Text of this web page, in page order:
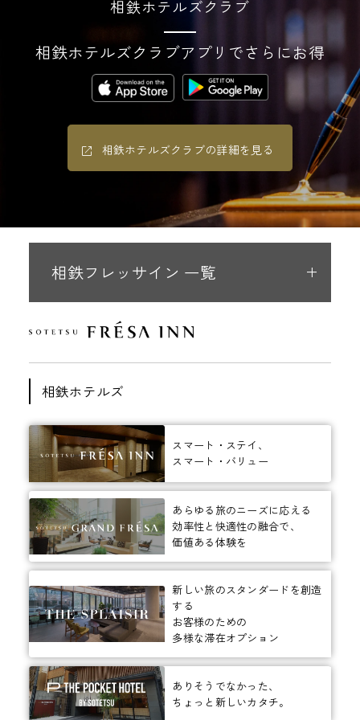
相鉄ホテルズクラブ
相鉄ホテルズクラブアプリでさらにお得
相鉄ホテルズクラブの詳細を見る
相鉄フレッサイン 一覧
相鉄ホテルズ
スマート・ステイ、
スマート・バリュー
あらゆる旅のニーズに応える
効率性と快適性の融合で、
価値ある体験を
新しい旅のスタンダードを創造
する
お客様のための
多様な滞在オプション
ありそうでなかった、
ちょっと新しいカタチ。